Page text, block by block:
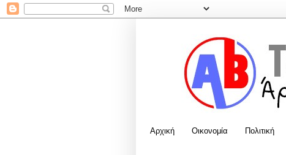
Αρχική Οικονομία Πολιτική